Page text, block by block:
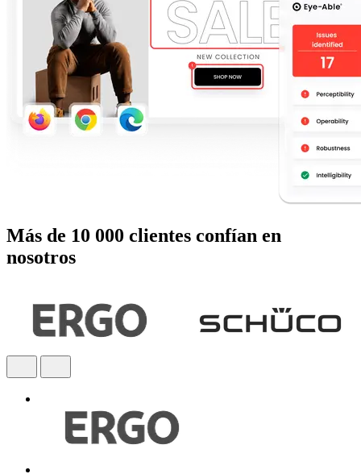
Más de 10 000 clientes confían en
nosotros